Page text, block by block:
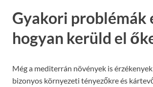
Gyakori problémák
hogyan kerüld el
Még a mediterrán növények is
bizonyos környezeti tényezőkre és